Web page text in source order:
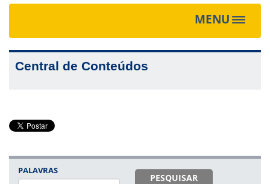
MENU
Toggle
Central de Conteúdos
PALAVRAS
PESQUISAR